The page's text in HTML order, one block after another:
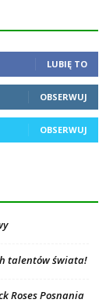
LUBIĘ TO
OBSERWUJ
OBSERWUJ
talentów świata!
Roses Posnania